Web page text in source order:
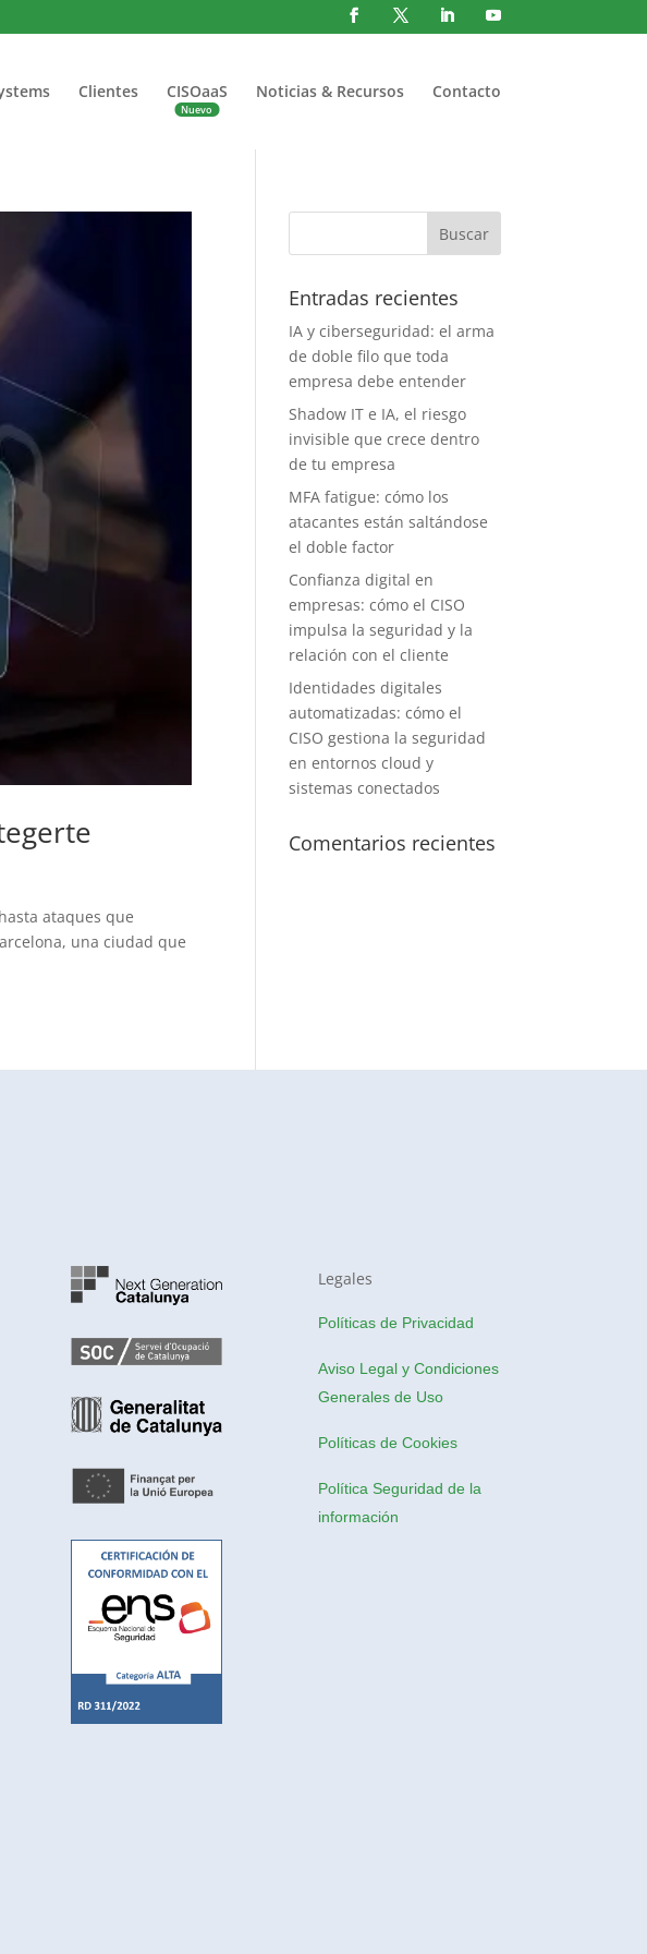
Clientes CISOaaS Noticias & Recursos Contacto
ataques que
una ciudad que
Entradas recientes
IA y ciberseguridad: el arma
de doble filo que toda
empresa debe entender
Shadow IT e IA, el riesgo
invisible que crece dentro
de tu empresa
MFA fatigue: cómo los
atacantes están saltándose
el doble factor
Confianza digital en
empresas: cómo el CISO
impulsa la seguridad y la
relación con el cliente
Identidades digitales
automatizadas: cómo el
CISO gestiona la seguridad
en entornos cloud y
sistemas conectados
Comentarios recientes
Legales
Políticas de Privacidad
Aviso Legal y Condiciones
Generales de Uso
Políticas de Cookies
Política Seguridad de la
información